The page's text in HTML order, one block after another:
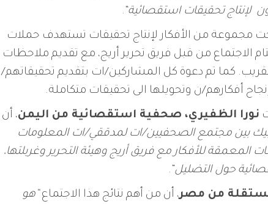
لإنتاج تحقيقات استقصائية“.
مجموعة من الأفكار لإنتاج تحقيقات تستهدف حملات
من قبل فريق تحرير أريج، مع تقديم ملاحظات
كما تم دعوة كل المشاركين/ات بتقديم تحقيقاتهم/
أفكارهم/ن وتحويلها الى تحقيقات متكاملة.
نورا الظفيري، صحفية استقصائية من اليمن، أن
بين مجتمع الصحفيين/ات لمدققي/ات المعلومات
للأفكار مع فريق أريج وهيئة التحرير وغربلتها،
حول التضليل“.
من مصر، أن من أهم نتائج هذا الاجتماع“هو